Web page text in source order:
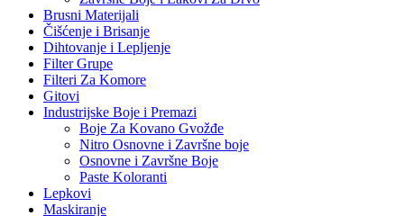
Brusni Materijali
Čišćenje i Brisanje
Dihtovanje i Lepljenje
Filter Grupe
Filteri Za Komore
Gitovi
Industrijske Boje i Premazi
Boje Za Kovano Gvožđe
Nitro Osnovne i Završne boje
Osnovne i Završne Boje
Paste Koloranti
Lepkovi
Maskiranje